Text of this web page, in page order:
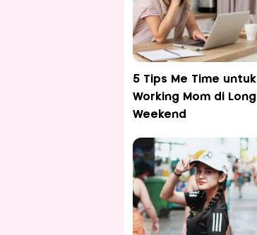
5 Tips Me Time untuk
Working Mom di Long
Weekend